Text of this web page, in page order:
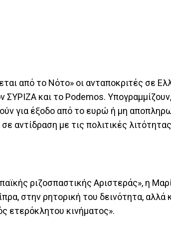
από το Νότο» οι ανταποκριτές σε
ΣΥΡΙΖΑ και το Podemos.
για έξοδο από το ευρώ ή μη
αντίδραση με τις πολιτικές λιτότητας,
ριζοσπαστικής Αριστεράς», η
στην ρητορική του δεινότητα, αλλά
ετερόκλητου κινήματος».